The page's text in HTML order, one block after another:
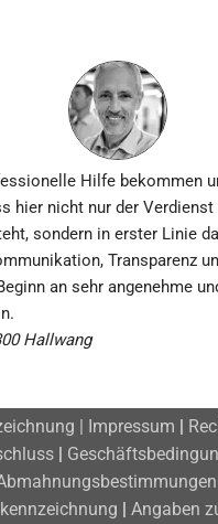
Hilfe bekommen
hier nicht nur der
sondern in erster Linie
Transparenz
an sehr angenehme
Hallwang
| Impressum |
|
| Angaben